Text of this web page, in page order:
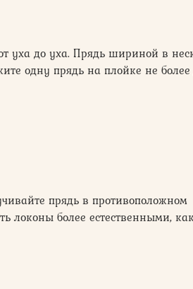
уха до уха. Прядь шириной в
одну прядь на плойке не более
прядь в противоположном
локоны более естественными,